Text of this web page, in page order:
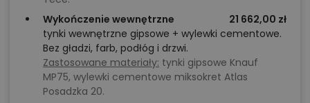
Wykończenie wewnętrzne
21 662,00 zł
tynki wewnętrzne gipsowe + wylewki cementowe.
Bez gładzi, farb, podłóg i drzwi.
Zastosowane materiały: tynki gipsowe Knauf
MP75, wylewki cementowe miksokret Atlas
Posadzka 20.